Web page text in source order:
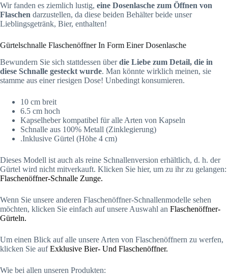
Wir fanden es ziemlich lustig, eine Dosenlasche zum Öffnen von
Flaschen darzustellen, da diese beiden Behälter beide unser
Lieblingsgetränk, Bier, enthalten!
Gürtelschnalle Flaschenöffner In Form Einer Dosenlasche
Bewundern Sie sich stattdessen überdie Liebe zum Detail, die in
diese Schnalle gesteckt wurde. Man könnte wirklich meinen, sie
stamme aus einer riesigen Dose! Unbedingt konsumieren.
10 cm breit
6.5 cm hoch
Kapselheber kompatibel für alle Arten von Kapseln
Schnalle aus 100% Metall (Zinklegierung)
.Inklusive Gürtel (Höhe 4 cm)
Dieses Modell ist auch als reine Schnallenversion erhältlich, d. h. der
Gürtel wird nicht mitverkauft. Klicken Sie hier, um zu ihr zu gelangen:
Flaschenöffner-Schnalle Zunge.
Wenn Sie unsere anderen Flaschenöffner-Schnallenmodelle sehen
möchten, klicken Sie einfach auf unsere Auswahl an Flaschenöffner-
Gürteln.
Um einen Blick auf alle unsere Arten von Flaschenöffnern zu werfen,
klicken Sie aufExklusive Bier- Und Flaschenöffner.
Wie bei allen unseren Produkten: